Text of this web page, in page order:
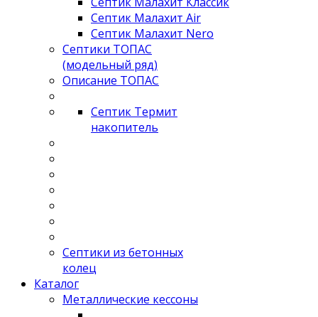
Септик Малахит Air
Септик Малахит Nero
Септики ТОПАС
(модельный ряд)
Описание ТОПАС
Септик Термит
накопитель
Септики из бетонных
колец
Каталог
Металлические кессоны